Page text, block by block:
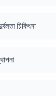
চিকিৎসা